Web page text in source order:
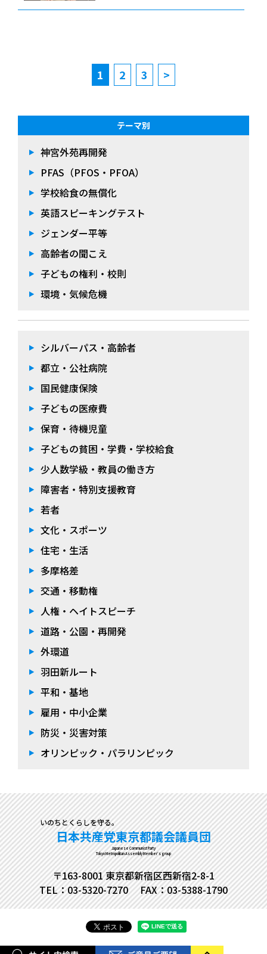
1 2 3 >
テーマ別
神宮外苑再開発
PFAS（PFOS・PFOA）
学校給食の無償化
英語スピーキングテスト
ジェンダー平等
高齢者の聞こえ
子どもの権利・校則
環境・気候危機
シルバーパス・高齢者
都立・公社病院
国民健康保険
子どもの医療費
保育・待機児童
子どもの貧困・学費・学校給食
少人数学級・教員の働き方
障害者・特別支援教育
若者
文化・スポーツ
住宅・生活
多摩格差
交通・移動権
人権・ヘイトスピーチ
道路・公園・再開発
外環道
羽田新ルート
平和・基地
雇用・中小企業
防災・災害対策
オリンピック・パラリンピック
いのちとくらしを守る。
日本共産党東京都議会議員団
Japanese Communist Party
Tokyo Metropolitan Assembly Member's group
〒163-8001 東京都新宿区西新宿2-8-1
TEL：03-5320-7270
FAX：03-5388-1790